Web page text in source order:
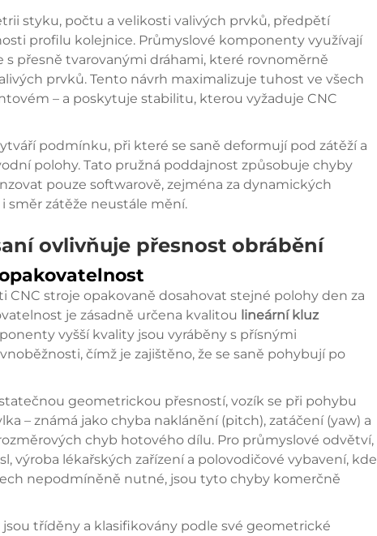
styku, počtu a velikosti valivých prvků, předpětí
profilu kolejnice. Průmyslové komponenty využívají
s přesně tvarovanými dráhami, které rovnoměrně
prvků. Tento návrh maximalizuje tuhost ve všech
– a poskytuje stabilitu, kterou vyžaduje CNC
podmínku, při které se saně deformují pod zátěží a
polohy. Tato pružná poddajnost způsobuje chyby
pouze softwarově, zejména za dynamických
směr zátěže neustále mění.
ovlivňuje přesnost obrábění
CNC stroje opakovaně dosahovat stejné polohy den za
je zásadně určena kvalitou lineární kluz
vyšší kvality jsou vyráběny s přísnými
čímž je zajištěno, že se saně pohybují po
geometrickou přesností, vozík se při pohybu
– známá jako chyba naklánění (pitch), zatáčení (yaw) a
chyb hotového dílu. Pro průmyslové odvětví,
výroba lékařských zařízení a polovodičové vybavení, kde
nepodmíněně nutné, jsou tyto chyby komerčně
tříděny a klasifikovány podle své geometrické